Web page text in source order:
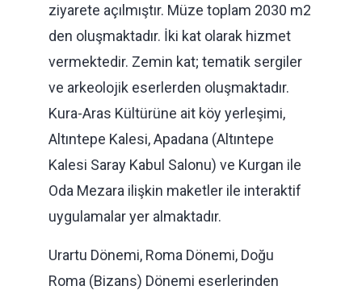
ziyarete açılmıştır. Müze toplam 2030 m2
den oluşmaktadır. İki kat olarak hizmet
vermektedir. Zemin kat; tematik sergiler
ve arkeolojik eserlerden oluşmaktadır.
Kura-Aras Kültürüne ait köy yerleşimi,
Altıntepe Kalesi, Apadana (Altıntepe
Kalesi Saray Kabul Salonu) ve Kurgan ile
Oda Mezara ilişkin maketler ile interaktif
uygulamalar yer almaktadır.
Urartu Dönemi, Roma Dönemi, Doğu
Roma (Bizans) Dönemi eserlerinden